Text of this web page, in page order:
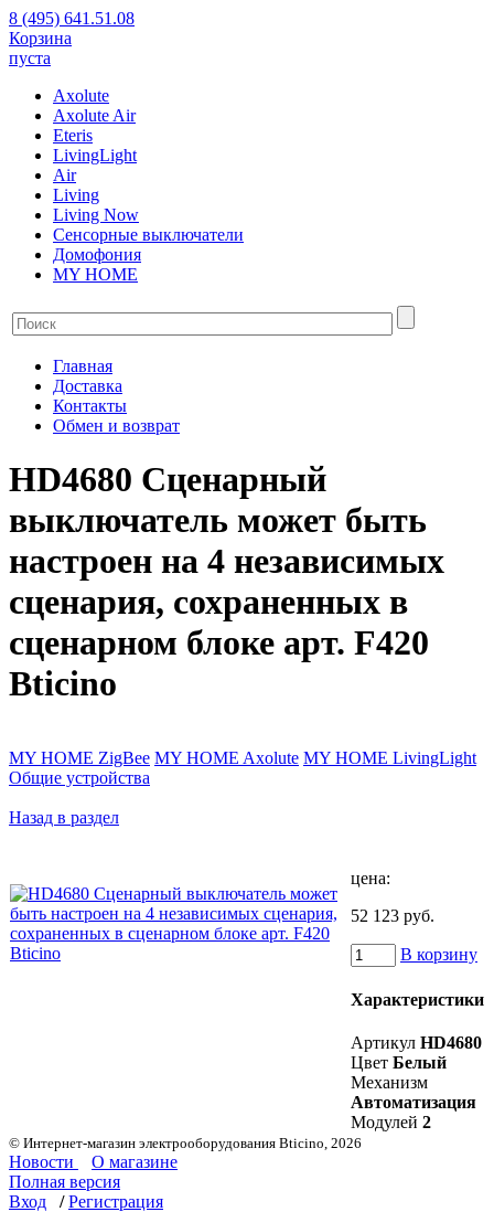
8 (495) 641.51.08
Корзина
пуста
Axolute
Axolute Air
Eteris
LivingLight
Air
Living
Living Now
Сенсорные выключатели
Домофония
MY HOME
Главная
Доставка
Контакты
Обмен и возврат
HD4680 Сценарный
выключатель может быть
настроен на 4 независимых
сценария, сохраненных в
сценарном блоке арт. F420
Bticino
MY HOME ZigBee MY HOME Axolute MY HOME LivingLight
Общие устройства
Назад в раздел
цена:
52 123 руб.
В корзину
Характеристики
Артикул HD4680
Цвет Белый
Механизм
Автоматизация
Модулей 2
© Интернет-магазин электрооборудования Bticino, 2026
Новости
О магазине
Полная версия
Вход
/ Регистрация